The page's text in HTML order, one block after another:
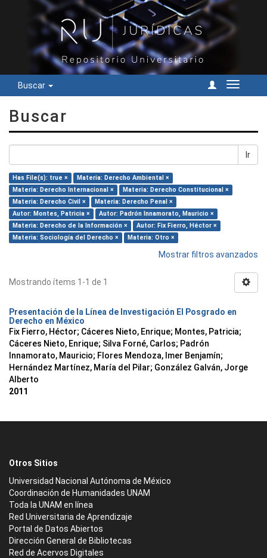
Buscar
Cambiar
Buscar
Ir
Has File(s): true ×
Materia: Derecho Ambiental ×
Materia: Derecho Internacional ×
Materia: Derecho Constitucional ×
Materia: Derecho Civil ×
Materia: Derecho Penal ×
Autor: Montes, Patricia ×
Autor: Padrón Innamorato, Mauricio ×
Materia: Derecho de la Información ×
Autor: Fix Fierro, Héctor ×
Materia: Sociología del Derecho ×
Materia: Otro ×
Mostrar filtros avanzados
Mostrando ítems 1-1 de 1
Presentación de la Línea de Investigación El Posgrado en
Derecho en México
Fix Fierro, Héctor; Cáceres Nieto, Enrique; Montes, Patricia;
Cáceres Nieto, Enrique; Silva Forné, Carlos; Padrón
Innamorato, Mauricio; Flores Mendoza, Imer Benjamín;
Hernández Martínez, María del Pilar; González Galván, Jorge
Alberto
2011
Otros Sitios
Universidad Nacional Autónoma de México
Coordinación de Humanidades UNAM
Toda la UNAM en línea
Red Universitaria de Aprendizaje
Portal de Datos Abiertos
Dirección General de Bibliotecas
Red de Acervos Digitales